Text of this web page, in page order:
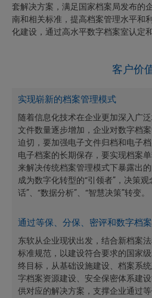
套解决方案，满足国家档案局发布的
南和相关标准，提高档案管理水平和
化建设，通过高水平数字档案室认定
客户价
实现崭新的档案管理模式
随着信息化技术在企业更加深入广
文件数量逐步增加，企业对数字档
迫切，要加强电子文件归档和电子
电子档案的长期保存，要实现档案
来解决传统档案管理模式下暴露出
成为数字化转型的“引领者”，决策
话”、“数据分析”、“智慧决策”转变。
通过等保、分保、密评和数字档
东软从企业现状出发，结合新档案
标准规范，以建设符合要求的国家
终目标，从基础设施建设、档案系
字档案资源建设、安全保密体系建
供对应的解决方案，支撑企业通过